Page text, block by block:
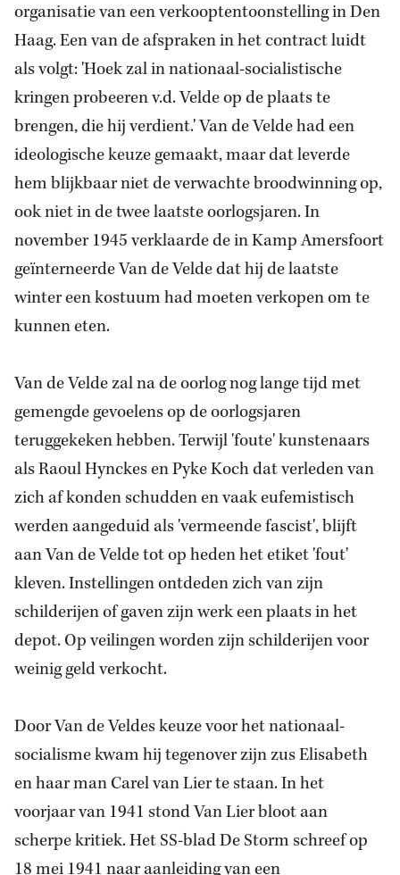
organisatie van eenverkooptentoonstelling in Den
Haag. Een van de afspraken in het contract luidt
als volgt: 'Hoek zal in nationaal-socialistische
kringen probeeren v.d. Velde op de plaats te
brengen, die hij verdient.' Van de Velde had een
ideologische keuze gemaakt, maar dat leverde
hem blijkbaar niet de verwachte broodwinning op,
ook niet in de twee laatste oorlogsjaren. In
november 1945 verklaarde de in Kamp Amersfoort
geïnterneerde Van de Velde dat hij de laatste
winter een kostuum had moeten verkopen om te
kunnen eten.
Van de Velde zal na de oorlog nog lange tijd met
gemengde gevoelens op de oorlogsjaren
teruggekeken hebben. Terwijl 'foute' kunstenaars
als Raoul Hynckes en Pyke Koch dat verleden van
zich af konden schudden en vaak eufemistisch
werden aangeduid als 'vermeende fascist', blijft
aan Van de Velde tot op heden het etiket 'fout'
kleven. Instellingen ontdeden zich van zijn
schilderijen of gaven zijn werk een plaats in het
depot. Op veilingen worden zijn schilderijen voor
weinig geld verkocht.
Door Van de Veldes keuze voor het nationaal-
socialisme kwam hij tegenover zijn zus Elisabeth
en haar man Carel van Lier te staan. In het
voorjaar van 1941 stond Van Lier bloot aan
scherpe kritiek. Het SS-blad De Storm schreef op
18 mei 1941 naar aanleiding van een